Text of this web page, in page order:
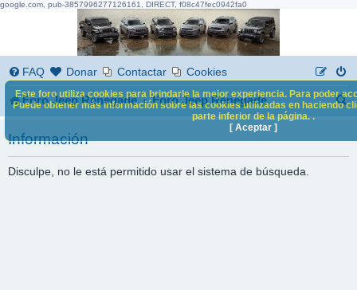
google.com, pub-3857996277126161, DIRECT, f08c47fec0942fa0
FAQ Donar Contactar Cookies
Foro Jeep Renegade Foro Jeep Renegade
B
s
Información
Disculpe, no le está permitido usar el sistema de búsqueda.
Este foro utiliza cookies para brindarle la mejor experiencia. Para poder
Puede obtener más información sobre las cookies utilizadas en haciendo
parte inferior de la página. .
[ Aceptar ]